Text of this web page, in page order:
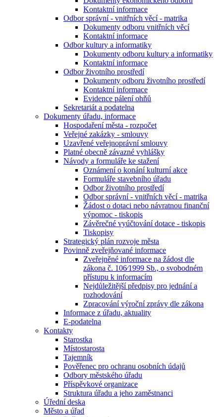
Kontaktní informace
Odbor správní - vnitřních věcí - matrika
Dokumenty odboru vnitřních věcí
Kontaktní informace
Odbor kultury a informatiky
Dokumenty odboru kultury a informatiky
Kontaktní informace
Odbor životního prostředí
Dokumenty odboru životního prostředí
Kontaktní informace
Evidence pálení ohňů
Sekretariát a podatelna
Dokumenty úřadu, informace
Hospodaření města - rozpočet
Veřejné zakázky - smlouvy
Uzavřené veřejnoprávní smlouvy
Platné obecně závazné vyhlášky
Návody a formuláře ke stažení
Oznámení o konání kulturní akce
Formuláře stavebního úřadu
Odbor životního prostředí
Odbor správní - vnitřních věcí - matrika
Žádost o dotaci nebo návratnou finanční
výpomoc - tiskopis
Závěrečné vyúčtování dotace - tiskopis
Tiskopisy
Strategický plán rozvoje města
Povinně zveřejňované informace
Zveřejněné informace na žádost dle
zákona č. 106⁄1999 Sb., o svobodném
přístupu k informacím
Nejdůležitější předpisy pro jednání a
rozhodování
Zpracování výroční zprávy dle zákona
Informace z úřadu, aktuality
E-podatelna
Kontakty
Starostka
Místostarosta
Tajemník
Pověřenec pro ochranu osobních údajů
Odbory městského úřadu
Příspěvkové organizace
Struktura úřadu a jeho zaměstnanci
Úřední deska
Město a úřad